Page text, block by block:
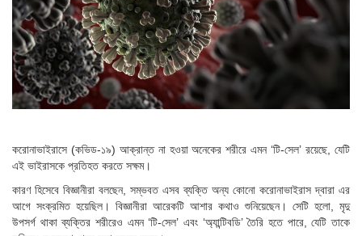
করোনাভাইরাসে (কভিড-১৯) আক্রান্ত না হওয়া অনেকের শরীরে এমন ‘টি-সেল’ রয়েছে, যেটি
এই ভাইরাসকে প্রতিহত করতে সক্ষম।
কারণ হিসেবে বিজ্ঞানীরা বলছেন, সম্ভবত এসব ব্যক্তি অন্য কোনো করোনাভাইরাস দ্বারা এর
আগে সংক্রমিত হয়েছিল। বিজ্ঞানীরা আরেকটি আশার কথাও শুনিয়েছেন। সেটি হলো, মৃদু
উপসর্গ থাকা ব্যক্তির শরীরেও এমন ‘টি-সেল’ এবং ‘অ্যান্টিবডি’ তৈরি হতে পারে, যেটি তাকে